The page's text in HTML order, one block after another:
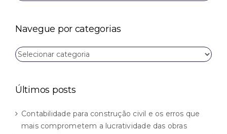
resultados
Navegue por categorias
Navegue
por
Últimos posts
Contabilidade para construção civil e os erros que
mais comprometem a lucratividade das obras